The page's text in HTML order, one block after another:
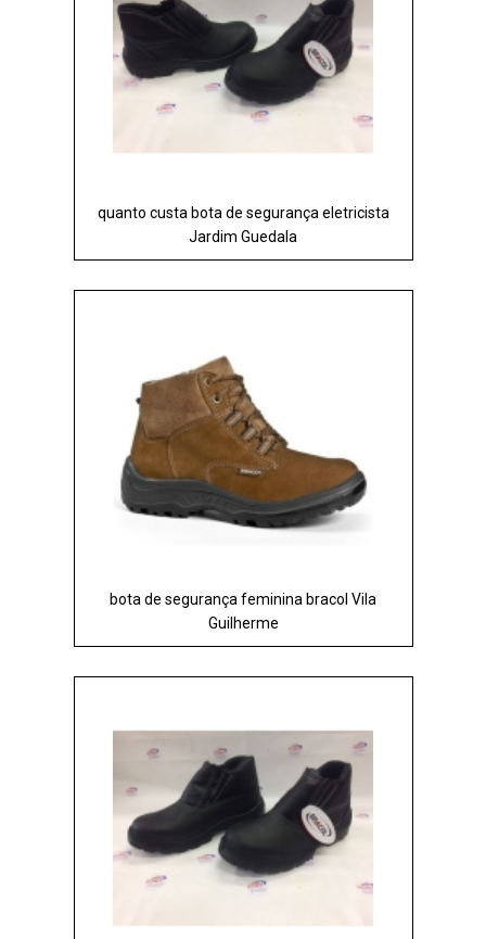
quanto custa bota de segurança eletricista
Jardim Guedala
bota de segurança feminina bracol Vila
Guilherme